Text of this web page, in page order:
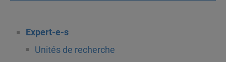
Expert-e-s
Unités de recherche